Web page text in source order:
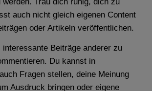
auch nicht gleich eigenen Content
oder Artikeln veröffentlichen.
interessante Beiträge anderer zu
Du kannst in
Fragen stellen, deine Meinung
Ausdruck bringen oder eigene